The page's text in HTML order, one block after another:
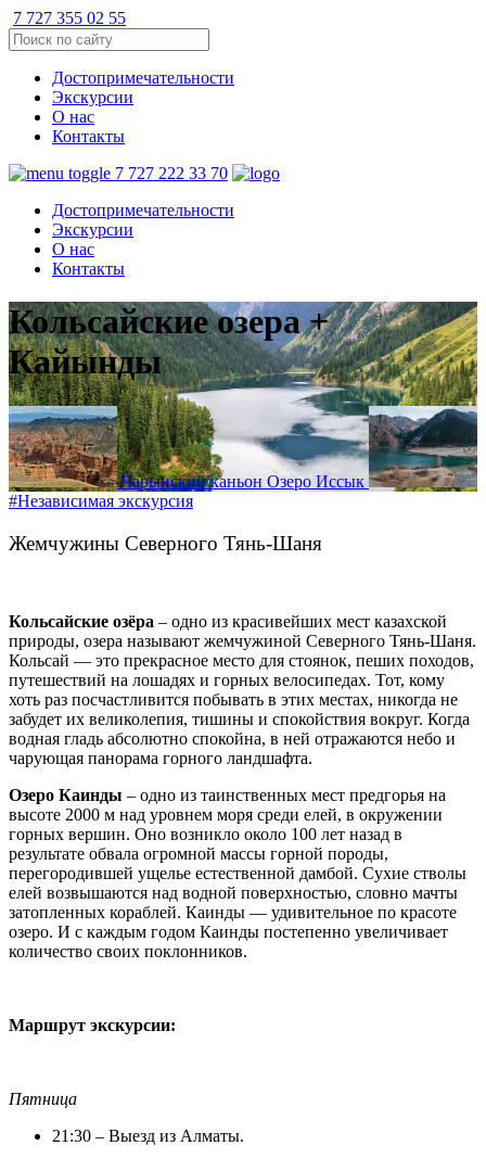
7 727 355 02 55
Достопримечательности
Экскурсии
О нас
Контакты
7 727 222 33 70
Достопримечательности
Экскурсии
О нас
Контакты
Кольсайские озера +
Кайынды
Чарынский каньон Озеро Иссык
#Независимая экскурсия
Жемчужины Северного Тянь-Шаня
Кольсайские озёра – одно из красивейших мест казахской
природы, озера называют жемчужиной Северного Тянь-Шаня.
Кольсай — это прекрасное место для стоянок, пеших походов,
путешествий на лошадях и горных велосипедах. Тот, кому
хоть раз посчастливится побывать в этих местах, никогда не
забудет их великолепия, тишины и спокойствия вокруг. Когда
водная гладь абсолютно спокойна, в ней отражаются небо и
чарующая панорама горного ландшафта.
Озеро Каинды – одно из таинственных мест предгорья на
высоте 2000 м над уровнем моря среди елей, в окружении
горных вершин. Оно возникло около 100 лет назад в
результате обвала огромной массы горной породы,
перегородившей ущелье естественной дамбой. Сухие стволы
елей возвышаются над водной поверхностью, словно мачты
затопленных кораблей. Каинды — удивительное по красоте
озеро. И с каждым годом Каинды постепенно увеличивает
количество своих поклонников.
Маршрут экскурсии:
Пятница
21:30 – Выезд из Алматы.